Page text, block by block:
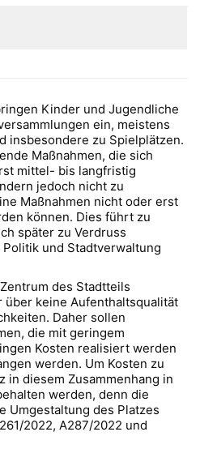
Kinder und Jugendliche
ein, meistens
insbesondere zu Spielplätzen.
Maßnahmen, die sich
mittel- bis langfristig
jedoch nicht zu
Maßnahmen nicht oder erst
können. Dies führt zu
später zu Verdruss
und Stadtverwaltung
des Stadtteils
keine Aufenthaltsqualität
Daher sollen
die mit geringem
Kosten realisiert werden
werden. Um Kosten zu
in diesem Zusammenhang in
werden, denn die
Umgestaltung des Platzes
2022, A287/2022 und